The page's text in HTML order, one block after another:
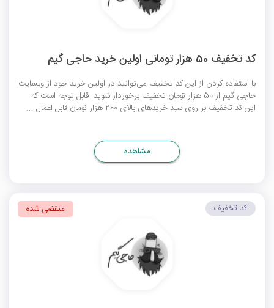
کد تخفیف 50 هزار تومانی اولین خرید حاجی گیم
با استفاده کردن از این کد تخفیف می‌توانید در اولین خرید خود از وبسایت
حاجی گیم از 50 هزار تومان تخفیف برخوردار شوید. قابل توجه است که
این کد تخفیف بر روی سبد خریدهای بالای 200 هزار تومان قابل اعمال ...
مشاهده
کد تخفیف منقضی شده